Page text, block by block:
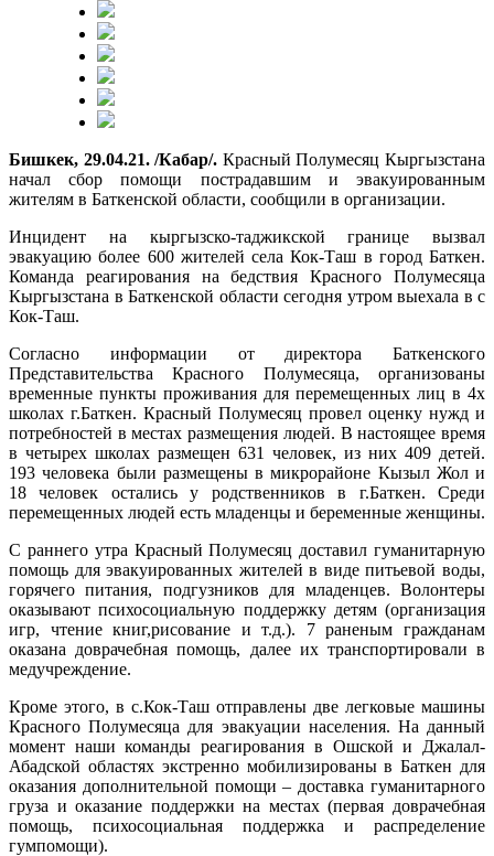
Бишкек, 29.04.21. /Кабар/. Красный Полумесяц Кыргызстана
начал сбор помощи пострадавшим и эвакуированным
жителям в Баткенской области, сообщили в организации.
Инцидент на кыргызско-таджикской границе вызвал
эвакуацию более 600 жителей села Кок-Таш в город Баткен.
Команда реагирования на бедствия Красного Полумесяца
Кыргызстана в Баткенской области сегодня утром выехала в с
Кок-Таш.
Согласно информации от директора Баткенского
Представительства Красного Полумесяца, организованы
временные пункты проживания для перемещенных лиц в 4х
школах г.Баткен. Красный Полумесяц провел оценку нужд и
потребностей в местах размещения людей. В настоящее время
в четырех школах размещен 631 человек, из них 409 детей.
193 человека были размещены в микрорайоне Кызыл Жол и
18 человек остались у родственников в г.Баткен. Среди
перемещенных людей есть младенцы и беременные женщины.
С раннего утра Красный Полумесяц доставил гуманитарную
помощь для эвакуированных жителей в виде питьевой воды,
горячего питания, подгузников для младенцев. Волонтеры
оказывают психосоциальную поддержку детям (организация
игр, чтение книг,рисование и т.д.). 7 раненым гражданам
оказана доврачебная помощь, далее их транспортировали в
медучреждение.
Кроме этого, в с.Кок-Таш отправлены две легковые машины
Красного Полумесяца для эвакуации населения. На данный
момент наши команды реагирования в Ошской и Джалал-
Абадской областях экстренно мобилизированы в Баткен для
оказания дополнительной помощи – доставка гуманитарного
груза и оказание поддержки на местах (первая доврачебная
помощь, психосоциальная поддержка и распределение
гумпомощи).